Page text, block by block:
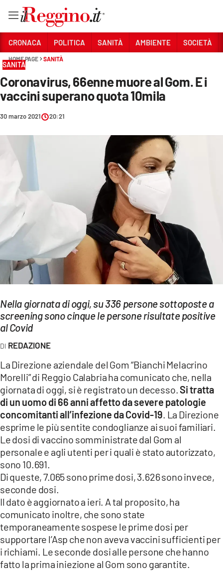
Sezioni
CRONACA
SOCIETÀ
CULTURA
ECONOMIA E LAVORO
EVENTI
SPORT
Streaming
LAC TV
LAC NETWORK
LAC ONAIR
LaC
Network
LACPLAY.IT
LACTV.IT
LACONAIR.IT
LACITYMAG.IT
ILREGGINO.IT
COSENZACHANNEL.IT
ILVIBONESE.IT
CATANZAROCHANNEL.IT
LACAPITALENEWS.IT
CRONACA POLITICA SANITÀ AMBIENTE SOCIETÀ
HOME PAGE SANITÀ
SANITÀ
Coronavirus, 66enne muore al Gom. E i
vaccini superano quota 10mila
30 marzo 2021 20:21
Nella giornata di oggi, su 336 persone sottoposte a
screening sono cinque le persone risultate positive
al Covid
REDAZIONE
La Direzione aziendale del Gom “Bianchi Melacrino
Morelli” di Reggio Calabria ha comunicato che, nella
giornata di oggi, si è registrato un decesso.Si tratta
di un uomo di 66 anni affetto da severe patologie
concomitanti all’infezione da Covid-19 . La Direzione
esprime le più sentite condoglianze ai suoi familiari.
Le dosi di vaccino somministrate dal Gom al
personale e agli utenti per i quali è stato autorizzato,
sono 10.691.
Di queste, 7.065 sono prime dosi, 3.626 sono invece,
seconde dosi.
Il dato è aggiornato a ieri. A tal proposito, ha
comunicato inoltre, che sono state
temporaneamente sospese le prime dosi per
supportare l’Asp che non aveva vaccini sufficienti per
i richiami. Le seconde dosi alle persone che hanno
fatto la prima iniezione al Gom sono garantite.